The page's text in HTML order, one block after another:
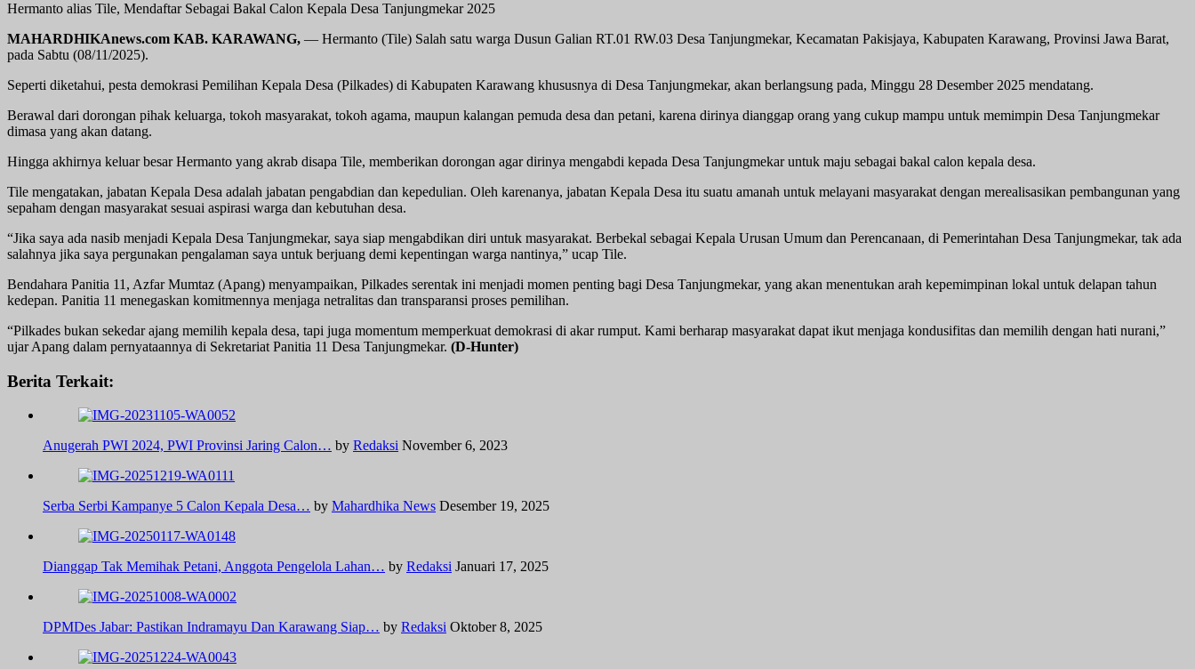
Hermanto alias Tile, Mendaftar Sebagai Bakal Calon Kepala Desa Tanjungmekar 2025
MAHARDHIKAnews.com KAB. KARAWANG, — Hermanto (Tile) Salah satu warga Dusun Galian RT.01 RW.03 Desa Tanjungmekar, Kecamatan Pakisjaya, Kabupaten Karawang, Provinsi Jawa Barat,
pada Sabtu (08/11/2025).
Seperti diketahui, pesta demokrasi Pemilihan Kepala Desa (Pilkades) di Kabupaten Karawang khususnya di Desa Tanjungmekar, akan berlangsung pada, Minggu 28 Desember 2025 mendatang.
Berawal dari dorongan pihak keluarga, tokoh masyarakat, tokoh agama, maupun kalangan pemuda desa dan petani, karena dirinya dianggap orang yang cukup mampu untuk memimpin Desa Tanjungmekar
dimasa yang akan datang.
Hingga akhirnya keluar besar Hermanto yang akrab disapa Tile, memberikan dorongan agar dirinya mengabdi kepada Desa Tanjungmekar untuk maju sebagai bakal calon kepala desa.
Tile mengatakan, jabatan Kepala Desa adalah jabatan pengabdian dan kepedulian. Oleh karenanya, jabatan Kepala Desa itu suatu amanah untuk melayani masyarakat dengan merealisasikan pembangunan yang
sepaham dengan masyarakat sesuai aspirasi warga dan kebutuhan desa.
“Jika saya ada nasib menjadi Kepala Desa Tanjungmekar, saya siap mengabdikan diri untuk masyarakat. Berbekal sebagai Kepala Urusan Umum dan Perencanaan, di Pemerintahan Desa Tanjungmekar, tak ada
salahnya jika saya pergunakan pengalaman saya untuk berjuang demi kepentingan warga nantinya,” ucap Tile.
Bendahara Panitia 11, Azfar Mumtaz (Apang) menyampaikan, Pilkades serentak ini menjadi momen penting bagi Desa Tanjungmekar, yang akan menentukan arah kepemimpinan lokal untuk delapan tahun
kedepan. Panitia 11 menegaskan komitmennya menjaga netralitas dan transparansi proses pemilihan.
“Pilkades bukan sekedar ajang memilih kepala desa, tapi juga momentum memperkuat demokrasi di akar rumput. Kami berharap masyarakat dapat ikut menjaga kondusifitas dan memilih dengan hati nurani,”
ujar Apang dalam pernyataannya di Sekretariat Panitia 11 Desa Tanjungmekar. (D-Hunter)
Berita Terkait:
Anugerah PWI 2024, PWI Provinsi Jaring Calon… by Redaksi November 6, 2023
Serba Serbi Kampanye 5 Calon Kepala Desa… by Mahardhika News Desember 19, 2025
Dianggap Tak Memihak Petani, Anggota Pengelola Lahan… by Redaksi Januari 17, 2025
DPMDes Jabar: Pastikan Indramayu Dan Karawang Siap… by Redaksi Oktober 8, 2025